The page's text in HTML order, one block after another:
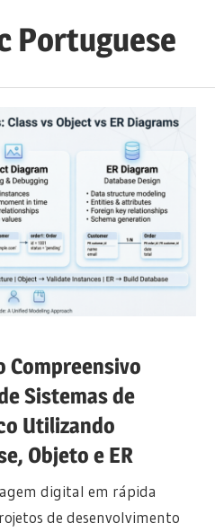
Portuguese
Compreensivo
Sistemas de
Utilizando
Objeto e ER
digital em rápida
de desenvolvimento